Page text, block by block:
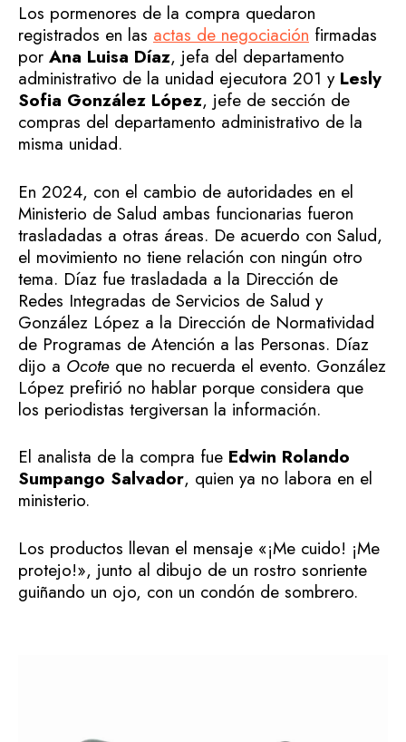
Los pormenores de la compra quedaron
registrados en las actas de negociación firmadas
por Ana Luisa Díaz, jefa del departamento
administrativo de la unidad ejecutora 201 y Lesly
Sofia González López, jefe de sección de
compras del departamento administrativo de la
misma unidad.
En 2024, con el cambio de autoridades en el
Ministerio de Salud ambas funcionarias fueron
trasladadas a otras áreas. De acuerdo con Salud,
el movimiento no tiene relación con ningún otro
tema. Díaz fue trasladada a la Dirección de
Redes Integradas de Servicios de Salud y
González López a la Dirección de Normatividad
de Programas de Atención a las Personas. Díaz
dijo a Ocote que no recuerda el evento. González
López prefirió no hablar porque considera que
los periodistas tergiversan la información.
El analista de la compra fue Edwin Rolando
Sumpango Salvador, quien ya no labora en el
ministerio.
Los productos llevan el mensaje «¡Me cuido! ¡Me
protejo!», junto al dibujo de un rostro sonriente
guiñando un ojo, con un condón de sombrero.